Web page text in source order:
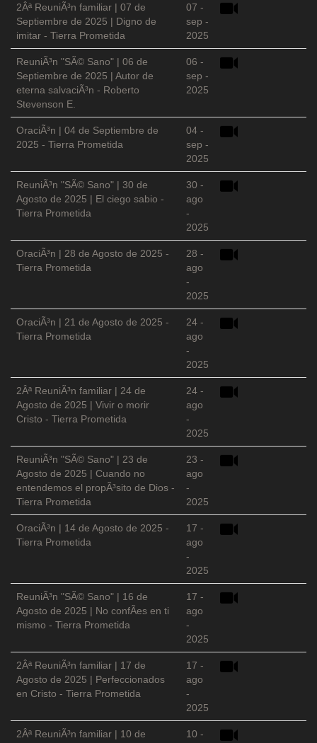
2Âª ReuniÃ³n familiar | 07 de
Septiembre de 2025 | Digno de
imitar - Tierra Prometida
07 -
sep -
2025
ReuniÃ³n "SÃ© Sano" | 06 de
Septiembre de 2025 | Autor de
eterna salvaciÃ³n - Roberto
Stevenson E.
06 -
sep -
2025
OraciÃ³n | 04 de Septiembre de
2025 - Tierra Prometida
04 -
sep -
2025
ReuniÃ³n "SÃ© Sano" | 30 de
Agosto de 2025 | El ciego sabio -
Tierra Prometida
30 -
ago
-
2025
OraciÃ³n | 28 de Agosto de 2025 -
Tierra Prometida
28 -
ago
-
2025
OraciÃ³n | 21 de Agosto de 2025 -
Tierra Prometida
24 -
ago
-
2025
2Âª ReuniÃ³n familiar | 24 de
Agosto de 2025 | Vivir o morir
Cristo - Tierra Prometida
24 -
ago
-
2025
ReuniÃ³n "SÃ© Sano" | 23 de
Agosto de 2025 | Cuando no
entendemos el propÃ³sito de Dios -
Tierra Prometida
23 -
ago
-
2025
OraciÃ³n | 14 de Agosto de 2025 -
Tierra Prometida
17 -
ago
-
2025
ReuniÃ³n "SÃ© Sano" | 16 de
Agosto de 2025 | No confÃ­es en ti
mismo - Tierra Prometida
17 -
ago
-
2025
2Âª ReuniÃ³n familiar | 17 de
Agosto de 2025 | Perfeccionados
en Cristo - Tierra Prometida
17 -
ago
-
2025
2Âª ReuniÃ³n familiar | 10 de
10 -